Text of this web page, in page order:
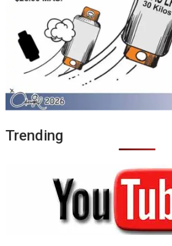
Trending